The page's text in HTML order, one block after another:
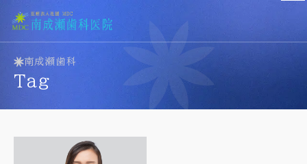
医院紹介
Clinic
設備紹介
南成瀬歯科
tag